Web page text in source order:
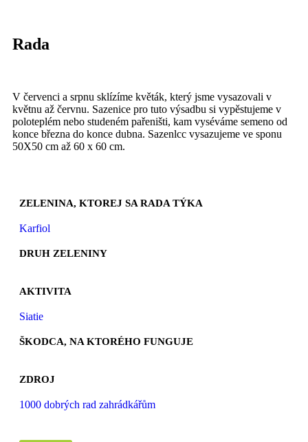
Rada
V červenci a srpnu sklízíme květák, kte­rý jsme vysazovali v
květnu až červnu. Sa­zenice pro tuto výsadbu si vypěstujeme v
poloteplém nebo studeném pařeništi, kam vyséváme semeno od
konce března do konce dubna. Sazenlcc vysazujeme ve sponu
50X50 cm až 60 x 60 cm.
ZELENINA, KTOREJ SA RADA TÝKA
Karfiol
DRUH ZELENINY
AKTIVITA
Siatie
ŠKODCA, NA KTORÉHO FUNGUJE
ZDROJ
1000 dobrých rad zahrádkářům